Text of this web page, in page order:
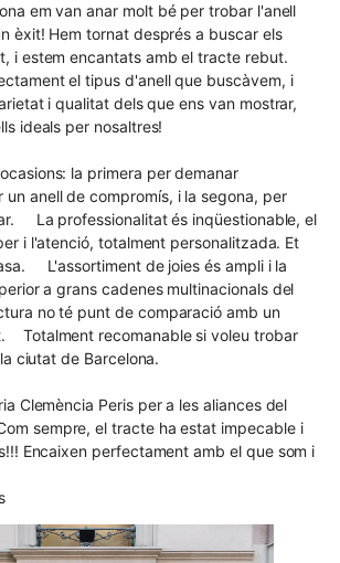
em van anar molt bé per trobar l'anell
èxit! Hem tornat després a buscar els
i estem encantats amb el tracte rebut.
el tipus d'anell que buscàvem, i
i qualitat dels que ens van mostrar,
ideals per nosaltres!
la primera per demanar
un anell de compromís, i la segona, per
La professionalitat és inqüestionable, el
i l'atenció, totalment personalitzada. Et
L'assortiment de joies és ampli i la
a grans cadenes multinacionals del
no té punt de comparació amb un
Totalment recomanable si voleu trobar
ciutat de Barcelona.
Clemència Peris per a les aliances del
sempre, el tracte ha estat impecable i
Encaixen perfectament amb el que som i